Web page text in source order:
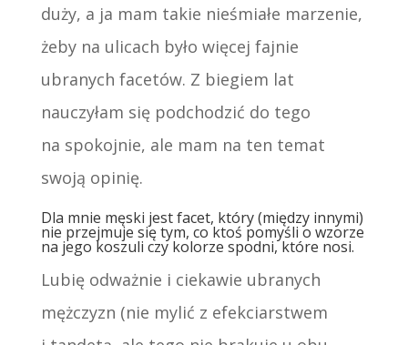
duży, a ja mam takie nieśmiałe marzenie,
żeby na ulicach było więcej fajnie
ubranych facetów. Z biegiem lat
nauczyłam się podchodzić do tego
na spokojnie, ale mam na ten temat
swoją opinię.
Dla mnie męski jest facet, który (między innymi)
nie przejmuje się tym, co ktoś pomyśli o wzorze
na jego koszuli czy kolorze spodni, które nosi.
Lubię odważnie i ciekawie ubranych
mężczyzn (nie mylić z efekciarstwem